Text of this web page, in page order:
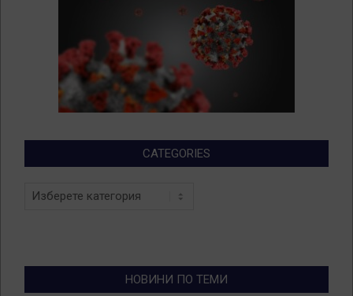
CATEGORIES
Categories
НОВИНИ ПО ТЕМИ